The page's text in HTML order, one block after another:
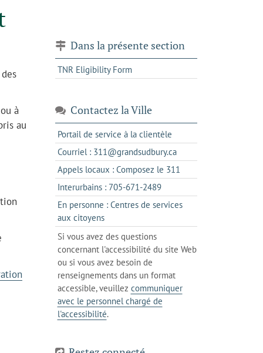
à
au
Dans la présente section
TNR Eligibility Form
Contactez la Ville
Portail de service à la clientèles'ouvre
dans
un
nouvel
Courriel : 311@grandsudbury.cas'ouvre
dans
votre
de
Appels locaux : Composez le 311
dans
un
client
téléphone
Interurbains : 705-671-2489s'ouvre
dans
client
votre
En personne : Centres de services
aux citoyenss'ouvre
dans
l'onglet
actuel
Si vous avez des questions
concernant l'accessibilité du site Web
ou si vous avez besoin de
renseignements dans un format
accessible, veuillez communiquer
avec le personnel chargé de
l'accessibilité.